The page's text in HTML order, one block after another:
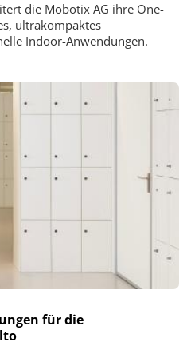
die Mobotix AG ihre One-
ultrakompaktes
Indoor-Anwendungen.
für die